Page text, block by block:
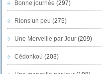
Bonne journée (297)
Rions un peu (275)
Une Merveille par Jour(209)
Cédonkoù (203)